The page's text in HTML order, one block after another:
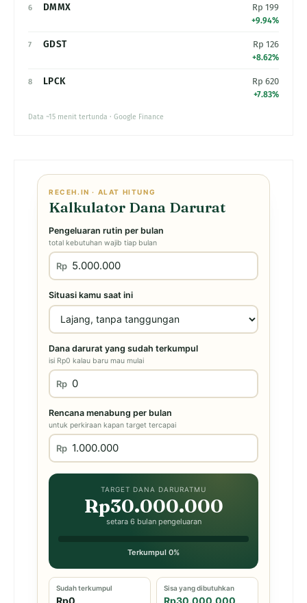
6 DMMX Rp 199
+9.94%
7 GDST Rp 126
+8.62%
8 LPCK Rp 620
+7.83%
Data ~15 menit tertunda · Google Finance
RECEH.IN · ALAT HITUNG
Kalkulator Dana Darurat
Pengeluaran rutin per bulan
total kebutuhan wajib tiap bulan
Rp
Situasi kamu saat ini
Dana darurat yang sudah terkumpul
isi Rp0 kalau baru mau mulai
Rp
Rencana menabung per bulan
untuk perkiraan kapan target tercapai
Rp
TARGET DANA DARURATMU
Rp30.000.000
setara 6 bulan pengeluaran
Terkumpul 0%
Sudah terkumpul
Rp0
Sisa yang dibutuhkan
Rp30.000.000